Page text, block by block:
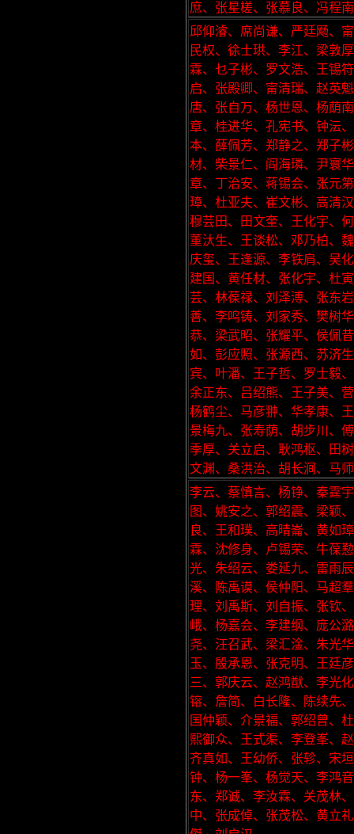
庶、张星槎、张慕良、冯程
邱仰濬、席尚谦、严廷飏、
民权、徐士珙、李江、梁敦
霖、乜子彬、罗文浩、王锡
启、张殿卿、甯清瑞、赵英
唐、张自万、杨世恩、杨荫
章、桂进华、孔宪书、钟沄
本、薛佩芳、郑静之、郑子
材、柴景仁、阎海璘、尹寰
章、丁治安、蒋锡会、张元
璋、杜亚夫、崔文彬、高清
穆芸田、田文奎、王化宇、
董汏生、王谈松、邓乃柏、
庆玺、王逢源、李铁肩、吴
建国、黄任材、张化宇、杜
芸、林葆禄、刘泽溥、张东
善、李鸣铸、刘家秀、樊树
恭、梁武昭、张耀平、侯佩
如、彭应照、张源西、苏济
宾、叶潘、王子哲、罗士毅
余正东、吕绍熊、王子美、
杨鹤尘、马彦翀、华孝康、
景梅九、张寿荫、胡步川、
季厚、关立启、耿鸿枢、田
文渊、桑洪治、胡长涧、马
李云、蔡慎言、杨铮、秦霆
图、姚安之、郭绍震、梁颖
良、王和璞、高晴崙、黄如
霖、沈修身、卢锡荣、牛葆
光、朱绍云、娄延九、雷雨
溪、陈禹谟、侯仲阳、马超
理、刘禹斯、刘自振、张钦
峨、杨嘉会、李建纲、庞公
尧、汪召武、梁汇淦、朱光
玉、殷承恩、张克明、王廷
三、郭庆云、赵鸿猷、李光
镕、詹简、白长隆、陈续先
国仲颖、介景福、郭绍曾、
熙御众、王式渠、李登峯、
齐真如、王幼侨、张轸、宋
钟、杨一峯、杨觉天、李鸿
东、郑诚、李汝霖、关茂林
中、张成倬、张茂松、黄立